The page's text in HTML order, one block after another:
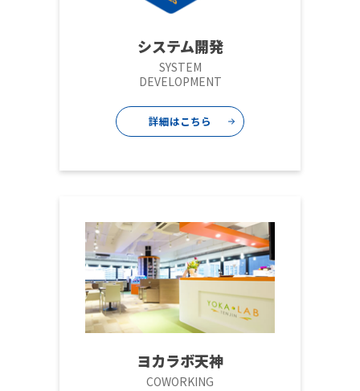
システム開発
SYSTEM
DEVELOPMENT
詳細はこちら
ヨカラボ天神
COWORKING